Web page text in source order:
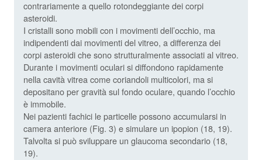
contrariamente a quello rotondeggiante dei corpi
asteroidi.
I cristalli sono mobili con i movimenti dell’occhio, ma
indipendenti dai movimenti del vitreo, a differenza dei
corpi asteroidi che sono strutturalmente associati al vitreo.
Durante i movimenti oculari si diffondono rapidamente
nella cavità vitrea come coriandoli multicolori, ma si
depositano per gravità sul fondo oculare, quando l’occhio
è immobile.
Nei pazienti fachici le particelle possono accumularsi in
camera anteriore (Fig. 3) e simulare un ipopion (18, 19).
Talvolta si può sviluppare un glaucoma secondario (18,
19).